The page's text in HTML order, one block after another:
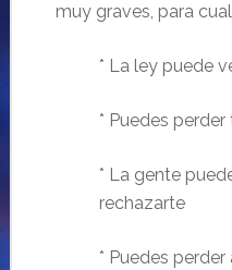
muy graves, para
* La ley puede
* Puedes
* La gente
rechazarte
* Puedes